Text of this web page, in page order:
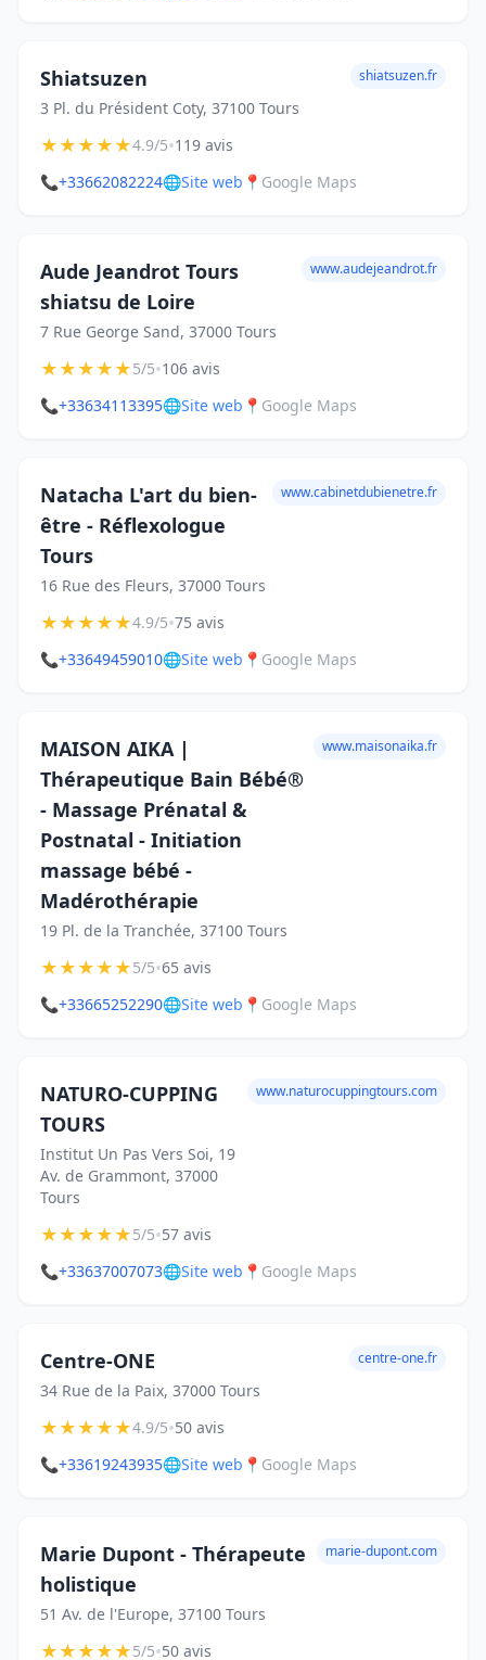
Shiatsuzen
3 Pl. du Président Coty, 37100 Tours
shiatsuzen.fr
★★★★★4.9/5•119 avis
📞+33662082224🌐Site web 📍 Google Maps
Aude Jeandrot Tours
shiatsu de Loire
7 Rue George Sand, 37000 Tours
www.audejeandrot.fr
★★★★★5/5•106 avis
📞+33634113395🌐Site web 📍 Google Maps
Natacha L'art du bien-
être - Réflexologue
Tours
16 Rue des Fleurs, 37000 Tours
www.cabinetdubienetre.fr
★★★★★4.9/5•75 avis
📞+33649459010🌐Site web 📍 Google Maps
MAISON AIKA |
Thérapeutique Bain Bébé®
- Massage Prénatal &
Postnatal - Initiation
massage bébé -
Madérothérapie
19 Pl. de la Tranchée, 37100 Tours
www.maisonaika.fr
★★★★★5/5•65 avis
📞+33665252290🌐Site web 📍 Google Maps
NATURO-CUPPING
TOURS
Institut Un Pas Vers Soi, 19
Av. de Grammont, 37000
Tours
www.naturocuppingtours.com
★★★★★5/5•57 avis
📞+33637007073🌐Site web 📍 Google Maps
Centre-ONE
34 Rue de la Paix, 37000 Tours
centre-one.fr
★★★★★4.9/5•50 avis
📞+33619243935🌐Site web 📍 Google Maps
Marie Dupont - Thérapeute
holistique
51 Av. de l'Europe, 37100 Tours
marie-dupont.com
★★★★★5/5•50 avis